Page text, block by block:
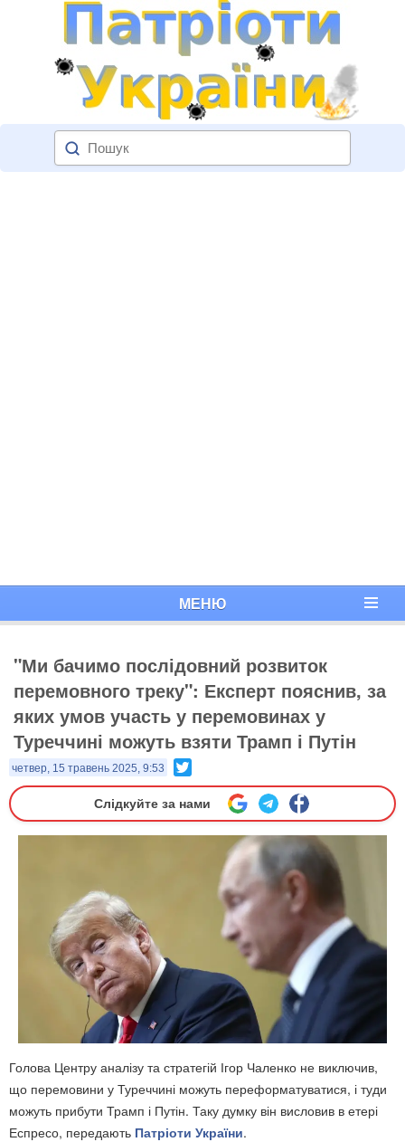
МЕНЮ
"Ми бачимо послідовний розвиток
перемовного треку": Експерт пояснив, за
яких умов участь у перемовинах у
Туреччині можуть взяти Трамп і Путін
четвер, 15 травень 2025, 9:53
Слідкуйте за нами
Голова Центру аналізу та стратегій Ігор Чаленко не виключив,
що перемовини у Туреччині можуть переформатуватися, і туди
можуть прибути Трамп і Путін. Таку думку він висловив в етері
Еспресо, передають Патріоти України.